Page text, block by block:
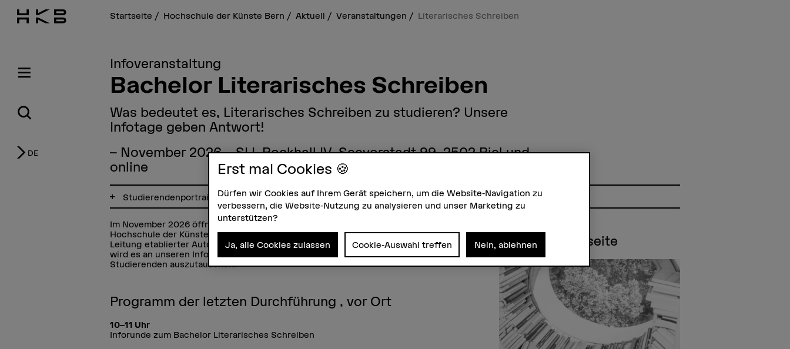
DE
Startseite Hochschule der Künste Bern Aktuell Veranstaltungen Literarisches Schreiben
Infoveranstaltung
Bachelor Literarisches Schreiben
Was bedeutet es, Literarisches Schreiben zu studieren? Unsere
Infotage geben Antwort!
– November 2026 – SLI, Rockhall IV, Seevorstadt 99, 2502 Biel und
online
Studierendenportrait
Im November 2026 öffnet das Schweizerische Literaturinstitut (zugehörig zur
Hochschule der Künste Bern) seine Türen. Neben der Möglichkeit, sich unter der
Leitung etablierter Autor*innen schreibend in einem Schnupperatelier auszuprobieren,
wird es an unseren Infotagen (online und vor Ort) Gelegenheit geben, sich mit aktuell
Studierenden auszutauschen.
Programm der letzten Durchführung , vor Ort
10–11 Uhr
Inforunde zum Bachelor Literarisches Schreiben
Studiengangsseite
Erst mal Cookies 🍪
Dürfen wir Cookies auf Ihrem Gerät speichern, um die Website-Navigation zu
verbessern, die Website-Nutzung zu analysieren und unser Marketing zu
unterstützen?
Ja, alle Cookies zulassen Cookie-Auswahl treffen Nein, ablehnen